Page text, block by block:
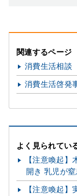
関連するページ
消費生活相談
消費生活啓発
よく見られてい
【注意喚起
開き 乳児が
【注意喚起